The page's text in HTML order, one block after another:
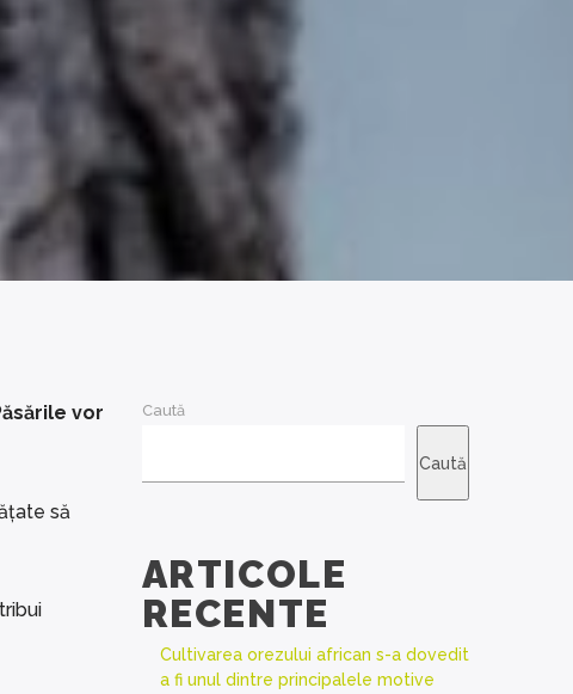
vor
să
Caută
Caută
ARTICOLE
RECENTE
Cultivarea orezului african s-a dovedit
a fi unul dintre principalele motive